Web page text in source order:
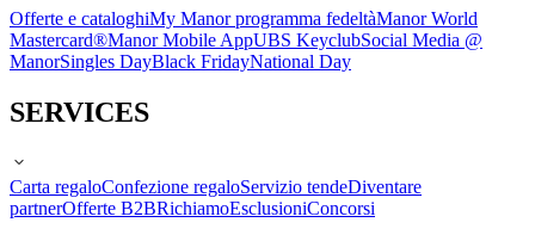
Offerte e cataloghiMy Manor programma fedeltàManor World
Mastercard®Manor Mobile AppUBS KeyclubSocial Media @
ManorSingles DayBlack FridayNational Day
SERVICES
Carta regaloConfezione regaloServizio tendeDiventare
partnerOfferte B2BRichiamoEsclusioniConcorsi